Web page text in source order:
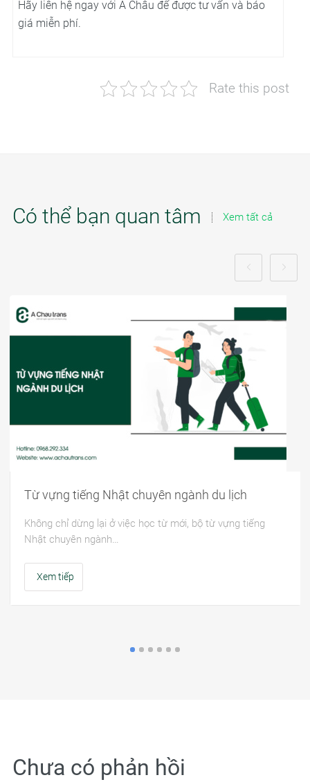
Hãy liên hệ ngay với Á Châu để được tư vấn và báo
giá miễn phí.
Rate this post
Có thể bạn quan tâm Xem tất cả
Từ vựng tiếng Nhật chuyên ngành du lịch
Không chỉ dừng lại ở việc học từ mới, bộ từ vựng tiếng
Nhật chuyên ngành…
Xem tiếp
Chưa có phản hồi